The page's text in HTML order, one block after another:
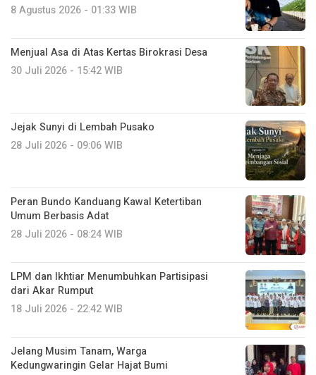
8 Agustus 2026 - 01:33 WIB
Menjual Asa di Atas Kertas Birokrasi Desa
30 Juli 2026 - 15:42 WIB
Jejak Sunyi di Lembah Pusako
28 Juli 2026 - 09:06 WIB
Peran Bundo Kanduang Kawal Ketertiban
Umum Berbasis Adat
28 Juli 2026 - 08:24 WIB
LPM dan Ikhtiar Menumbuhkan Partisipasi
dari Akar Rumput
18 Juli 2026 - 22:42 WIB
Jelang Musim Tanam, Warga
Kedungwaringin Gelar Hajat Bumi